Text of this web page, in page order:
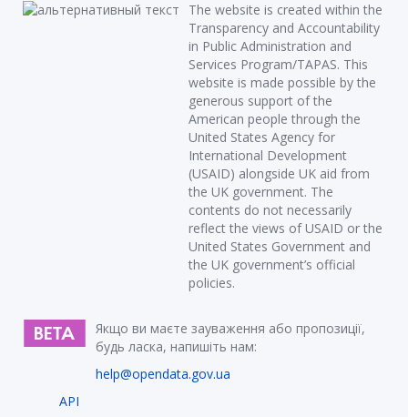
The website is created within the
Transparency and Accountability
in Public Administration and
Services Program/TAPAS. This
website is made possible by the
generous support of the
American people through the
United States Agency for
International Development
(USAID) alongside UK aid from
the UK government. The
contents do not necessarily
reflect the views of USAID or the
United States Government and
the UK government’s official
policies.
Якщо ви маєте зауваження або пропозиції,
будь ласка, напишіть нам:
help@opendata.gov.ua
API